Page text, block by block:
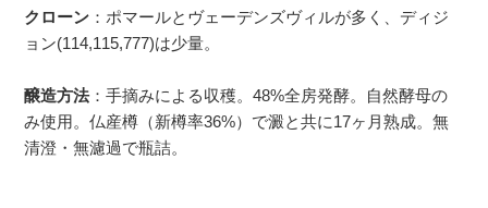
クローン ：ポマールとヴェーデンズヴィルが多く、ディジ
ョン(114,115,777)は少量。
醸造方法：手摘みによる収穫。48%全房発酵。自然酵母の
み使用。仏産樽（新樽率36%）で澱と共に17ヶ月熟成。無
清澄・無濾過で瓶詰。